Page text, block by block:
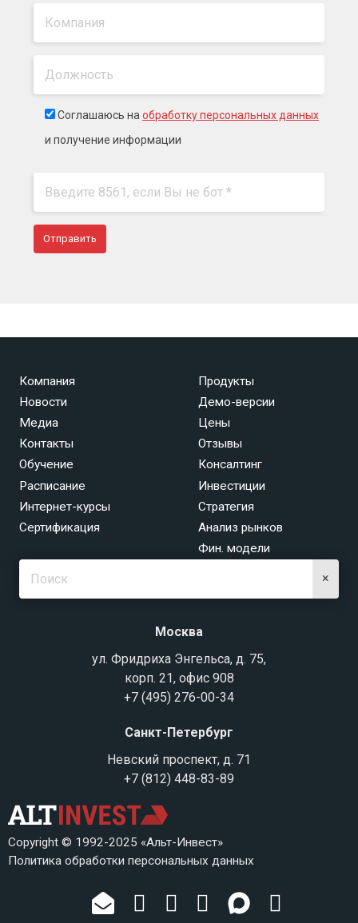
Соглашаюсь на обработку персональных данных
и получение информации
Компания
Новости
Медиа
Контакты
Продукты
Демо-версии
Цены
Отзывы
Обучение
Расписание
Интернет-курсы
Сертификация
Консалтинг
Инвестиции
Стратегия
Анализ рынков
Фин. модели
×
Москва
ул. Фридриха Энгельса, д. 75,
корп. 21, офис 908
+7 (495) 276-00-34
Санкт-Петербург
Невский проспект, д. 71
+7 (812) 448-83-89
Copyright © 1992-2025 «Альт-Инвест»
Политика обработки персональных данных